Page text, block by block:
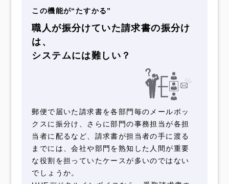
この機能が“たすかる”
職人が振分けていた請求書の振分け
は、
システムには難しい？
郵便で届いた請求書を各部門毎のメールボッ
クスに振分け、さらに部門の事務担当が各担
当者に配るなど、請求書が担当者の手に渡る
までには、会社や部門を熟知した人間が重要
な役割を担っていたケースが多いのではない
でしょうか。